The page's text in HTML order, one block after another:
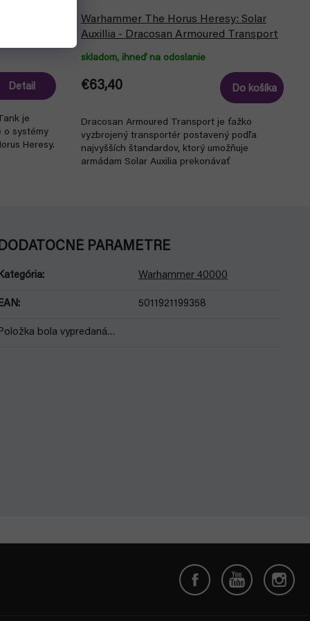
Detail
je
o systémy
Heresy.
Warhammer The Horus Heresy: Solar
Auxillia - Dracosan Armoured Transport
skladom, ihneď na odoslanie
€63,40 Do košíka
Dracosan Armoured Transport je ťažko
vyzbrojený transportér postavený podľa
najvyšších štandardov, ktorý umožňuje
armádam Solar Auxilia prekonávať
PARAMETRE
: Warhammer 40000
: 5011921199358
bola vypredaná…